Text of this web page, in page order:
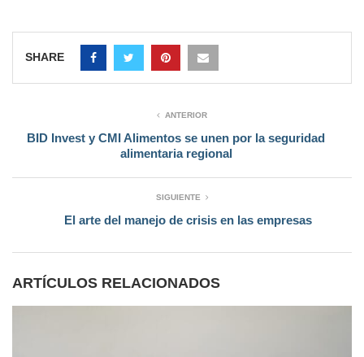
SHARE
ANTERIOR
BID Invest y CMI Alimentos se unen por la seguridad
alimentaria regional
SIGUIENTE
El arte del manejo de crisis en las empresas
ARTÍCULOS RELACIONADOS